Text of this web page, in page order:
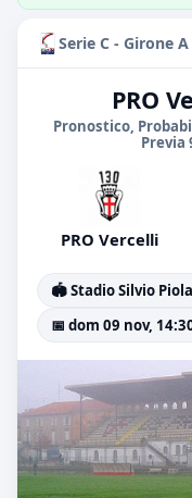
Serie C - Girone
PRO
Pronostico,
Previa
PRO Vercelli
🏟️ Stadio Silvio
📅 dom 09 nov,